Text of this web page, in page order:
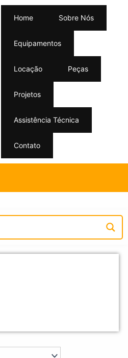
Home Sobre Nós
Equipamentos
Locação Peças
Projetos
Assistência Técnica
Contato